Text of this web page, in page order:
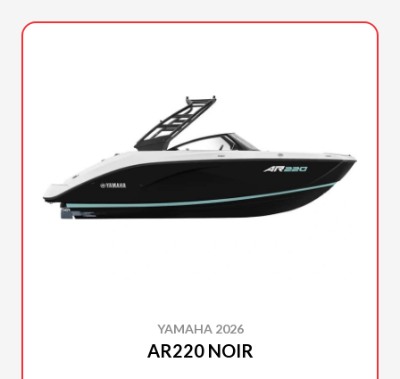
YAMAHA 2026
AR220 NOIR